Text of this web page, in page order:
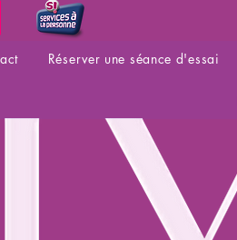
Réserver une séance d'essai